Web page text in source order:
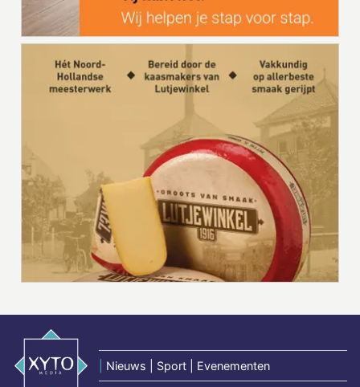
Nieuws | Sport | Evenementen